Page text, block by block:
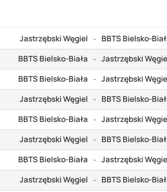
Jastrzębski Węgiel - BBTS Bielsko-
BBTS Bielsko-Biała - Jastrzębski
BBTS Bielsko-Biała - Jastrzębski
Jastrzębski Węgiel - BBTS Bielsko-
BBTS Bielsko-Biała - Jastrzębski
Jastrzębski Węgiel - BBTS Bielsko-
BBTS Bielsko-Biała - Jastrzębski
Jastrzębski Węgiel - BBTS Bielsko-